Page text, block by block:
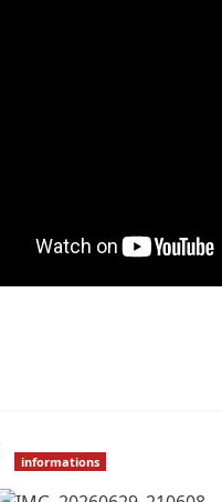
informations